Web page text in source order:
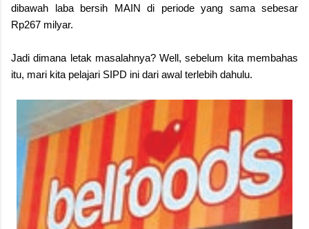
dibawah laba bersih MAIN di periode yang sama sebesar
Rp267 milyar.
Jadi dimana letak masalahnya? Well, sebelum kita membahas
itu, mari kita pelajari SIPD ini dari awal terlebih dahulu.